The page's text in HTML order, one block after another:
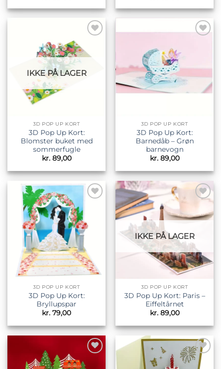
Tilføj til
ønskeliste
IKKE PÅ LAGER
3D POP UP KORT
3D Pop Up Kort:
Blomster buket med
sommerfugle
kr.89,00
3D POP UP KORT
3D Pop Up Kort:
Barnedåb – Grøn
barnevogn
kr.89,00
Tilføj til
ønskeliste
3D POP UP KORT
3D Pop Up Kort:
Bryllupspar
kr. 79,00
ønskeliste
IKKE PÅ LAGER
3D POP UP KORT
3D Pop Up Kort: Paris –
Eiffeltårnet
kr.89,00
Tilføj til
ønskeliste
Tilføj til
ønskeliste